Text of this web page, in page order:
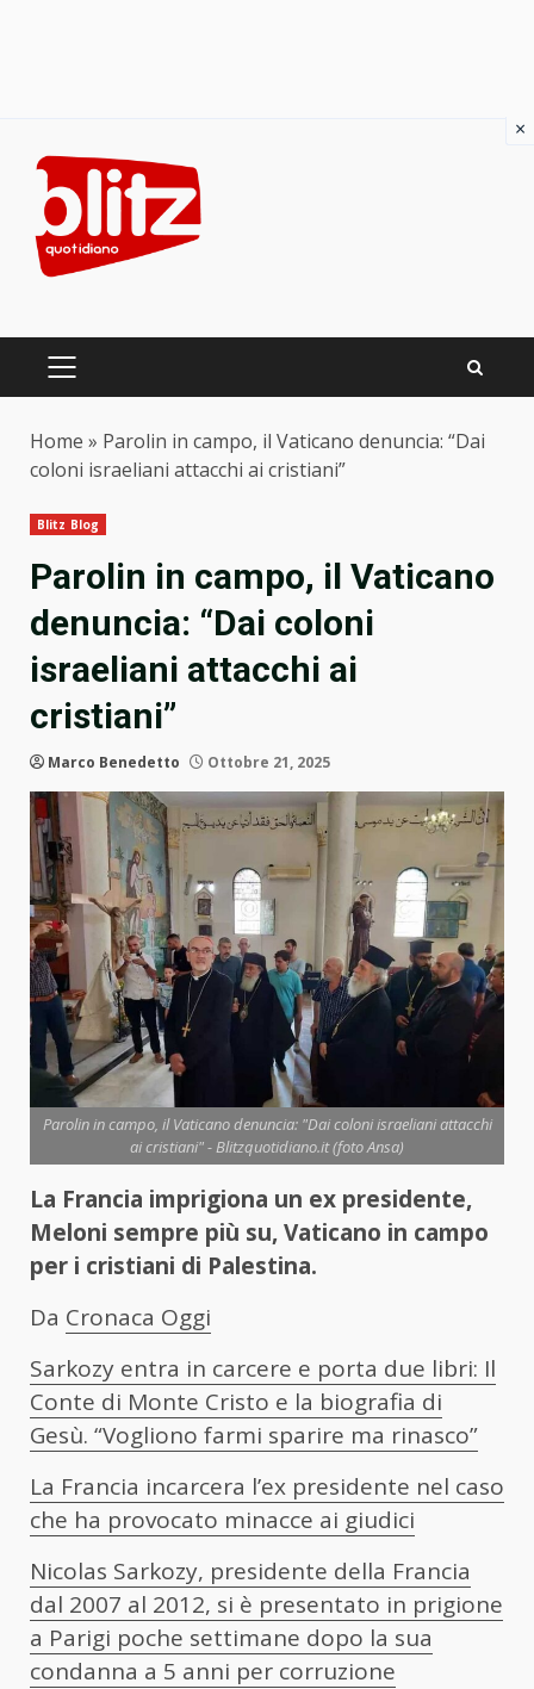
content
PRIMARY
Home » Parolin in campo, il Vaticano denuncia: “Dai
coloni israeliani attacchi ai cristiani”
Blitz Blog
Parolin in campo, il Vaticano
denuncia: “Dai coloni
israeliani attacchi ai
cristiani”
Marco Benedetto Ottobre 21, 2025
Parolin in campo, il Vaticano denuncia: "Dai coloni israeliani attacchi
ai cristiani" - Blitzquotidiano.it (foto Ansa)
La Francia imprigiona un ex presidente,
Meloni sempre più su, Vaticano in campo
per i cristiani di Palestina.
Da Cronaca Oggi
Sarkozy entra in carcere e porta due libri: Il
Conte di Monte Cristo e la biografia di
Gesù. “Vogliono farmi sparire ma rinasco”
La Francia incarcera l’ex presidente nel caso
che ha provocato minacce ai giudici
Nicolas Sarkozy, presidente della Francia
dal 2007 al 2012, si è presentato in prigione
a Parigi poche settimane dopo la sua
condanna a 5 anni per corruzione
×